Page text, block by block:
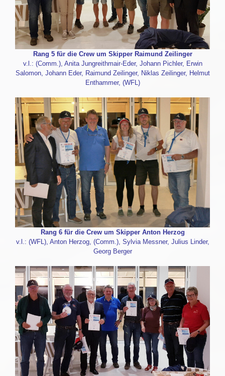
Rang 5 für die Crew um Skipper Raimund Zeilinger
v.l.: (Comm.), Anita Jungreithmair-Eder, Johann Pichler, Erwin
Salomon, Johann Eder, Raimund Zeilinger, Niklas Zeilinger, Helmut
Enthammer, (WFL)
Rang 6 für die Crew um Skipper Anton Herzog
v.l.: (WFL), Anton Herzog, (Comm.), Sylvia Messner, Julius Linder,
Georg Berger